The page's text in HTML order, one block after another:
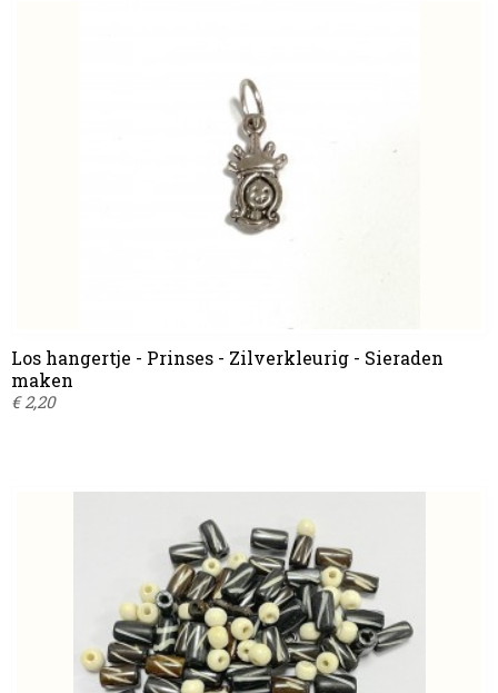
Los hangertje - Prinses - Zilverkleurig - Sieraden
maken
€ 2,20